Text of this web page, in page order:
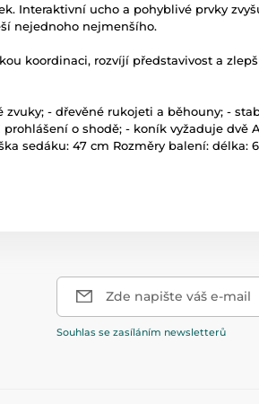
Interaktivní ucho a pohyblivé prvky
nejednoho nejmenšího.
koordinaci, rozvíjí představivost a
- dřevěné rukojeti a běhouny; -
o shodě; - koník vyžaduje
sedáku: 47 cm Rozměry balení: délka:
Zde napište váš e-mail
Souhlas se zasíláním newsletterů